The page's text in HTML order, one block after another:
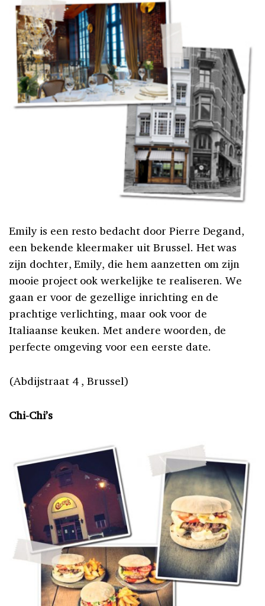
Emily is een resto bedacht door Pierre Degand,
een bekende kleermaker uit Brussel. Het was
zijn dochter, Emily, die hem aanzetten om zijn
mooie project ook werkelijke te realiseren. We
gaan er voor de gezellige inrichting en de
prachtige verlichting, maar ook voor de
Italiaanse keuken. Met andere woorden, de
perfecte omgeving voor een eerste date.
(Abdijstraat 4 , Brussel)
Chi-Chi’s